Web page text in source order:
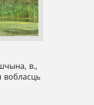
в.,
вобласць